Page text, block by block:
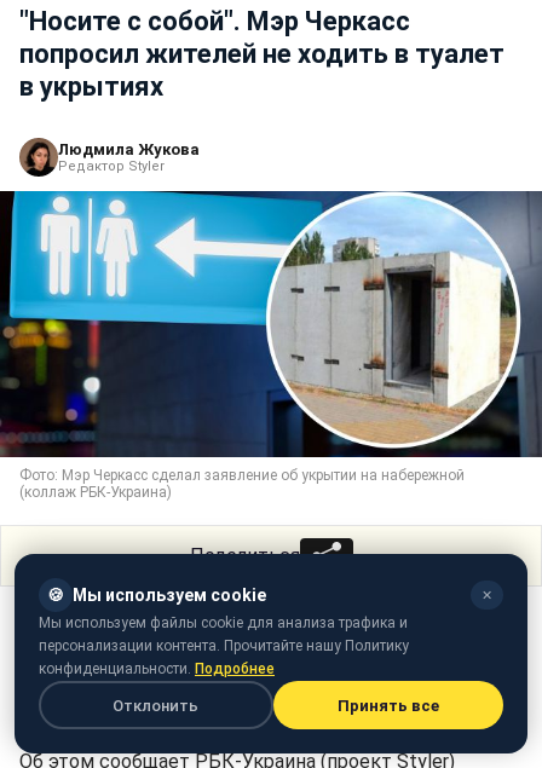
"Носите с собой". Мэр Черкасс
попросил жителей не ходить в туалет
в укрытиях
Людмила Жукова
Редактор Styler
Фото: Мэр Черкасс сделал заявление об укрытии на набережной
(коллаж РБК-Украина)
Поделиться
В Черкассах на набережной установили для жителей
города новое модульное укрытие. В связи с этим
глава города Анатолий Бондаренко попросил людей
не использовать бомбоубежище как туалет.
Об этом сообщает РБК-Украина (проект Styler)
🍪 Мы используем cookie ✕
Мы используем файлы cookie для анализа трафика и
персонализации контента. Прочитайте нашу Политику
конфиденциальности. Подробнее
Отклонить Принять все